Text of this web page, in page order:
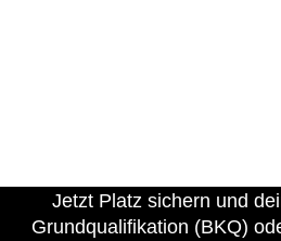
Jetzt Platz sichern und
Grundqualifikation (BKQ)